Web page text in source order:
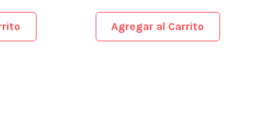
Agregar al Carrito